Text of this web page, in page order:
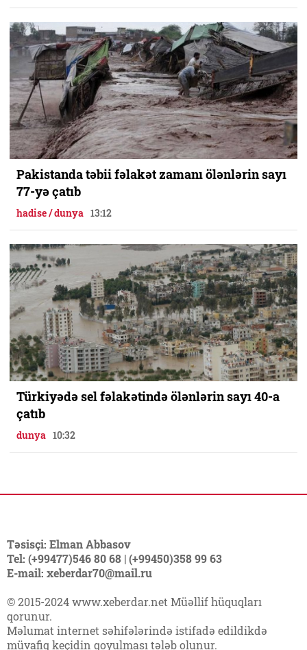
Pakistanda təbii fəlakət zamanı ölənlərin sayı
77-yə çatıb
hadise / dunya 13:12
Türkiyədə sel fəlakətində ölənlərin sayı 40-a
çatıb
dunya 10:32
Təsisçi: Elman Abbasov
Tel: (+99477)546 80 68 | (+99450)358 99 63
E-mail: xeberdar70@mail.ru
© 2015-2024 www.xeberdar.net Müəllif hüquqları
qorunur.
Məlumat internet səhifələrində istifadə edildikdə
müvafiq keçidin qoyulması tələb olunur.